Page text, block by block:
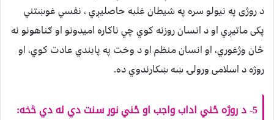
د روژی په نيولو سره په شيطان غلبه حاصليږي ، نفسي غوښتني
پکی ماتيږي او د انسان روزنه کوي چي ناکاره اميدونو او ګناهونو نه
ځان وژغوري، او انسان منظم او د وخت په پابندي عادت کوي، او
روژه د اسلامی ورولۍ ښه ښکارندوي ده.
5- د روژه ځني اداب واجب او ځني نور سنت دي له دي څخه: